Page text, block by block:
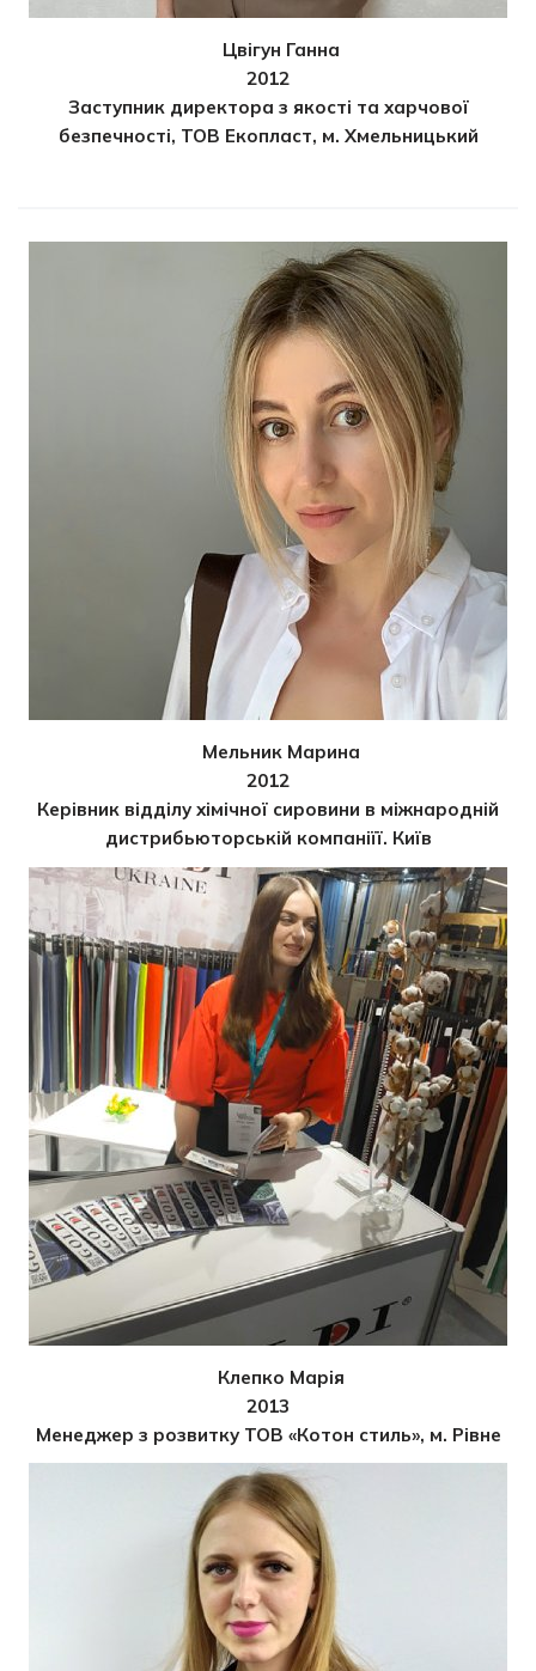
Цвігун Ганна
2012
Заступник директора з якості та харчової
безпечності, ТОВ Екопласт, м. Хмельницький
Мельник Марина
2012
Керівник відділу хімічної сировини в міжнародній
дистрибьюторській компаніїї. Київ
Клепко Марія
2013
Менеджер з розвитку ТОВ «Котон стиль», м. Рівне